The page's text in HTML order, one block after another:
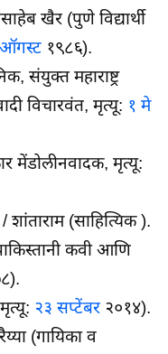
खैर (पुणे विद्यार्थी
१९८६).
संयुक्त महाराष्ट्र
विचारवंत, मृत्यू: १ मे
मेंडोलीनवादक, मृत्यू:
(साहित्यिक ).
कवी आणि
२३ सप्टेंबर २०१४).
(गायिका व